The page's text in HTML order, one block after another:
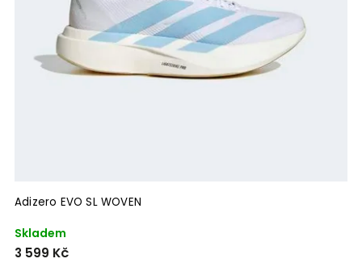
Adizero EVO SL WOVEN
Skladem
3 599 Kč